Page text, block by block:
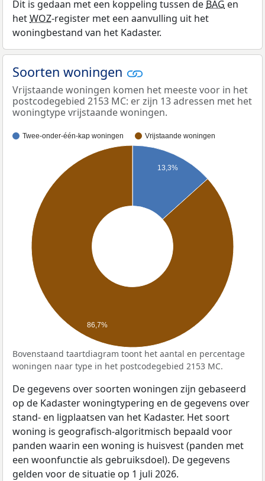
Dit is gedaan met een koppeling tussen de BAG en
hetWOZ-register met een aanvulling uit het
woningbestand van het Kadaster.
Soorten woningen
Vrijstaande woningen komen het meeste voor in het
postcodegebied 2153 MC: er zijn 13 adressen met het
woningtype vrijstaande woningen.
Twee-onder-één-kap woningen Vrijstaande woningen
13,3%
86,7%
Bovenstaand taartdiagram toont het aantal en percentage
woningen naar type in het postcodegebied 2153 MC.
De gegevens over soorten woningen zijn gebaseerd
op de Kadaster woningtypering en de gegevens over
stand- en ligplaatsen van het Kadaster. Het soort
woning is geografisch-algoritmisch bepaald voor
panden waarin een woning is huisvest (panden met
een woonfunctie als gebruiksdoel). De gegevens
gelden voor de situatie op 1 juli 2026.